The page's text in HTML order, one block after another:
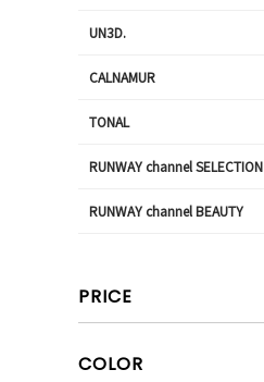
UN3D.
CALNAMUR
TONAL
RUNWAY channel SELECTION
RUNWAY channel BEAUTY
PRICE
COLOR